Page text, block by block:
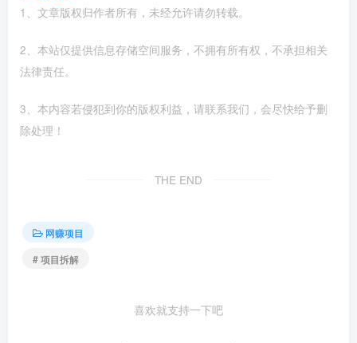
1、文章版权归作者所有，未经允许请勿转载。
2、本站仅提供信息存储空间服务，不拥有所有权，不承担相关
法律责任。
3、本内容若侵犯到你的版权利益，请联系我们，会尽快给予删
除处理！
THE END
网赚项目
# 项目拆解
喜欢就支持一下吧